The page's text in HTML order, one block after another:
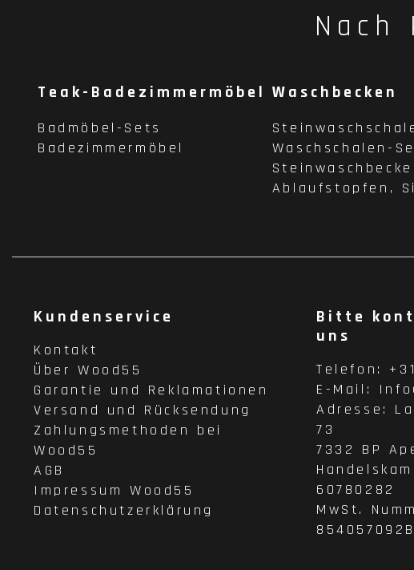
Teak-Badezimmermöbel
Badmöbel-Sets
Badezimmermöbel
Waschbecken
Waschschalen-
Ablaufstopfen,
Kundenservice
Kontakt
Über Wood55
Garantie und Reklamationen
Versand und Rücksendung
Zahlungsmethoden bei
Wood55
AGB
Impressum Wood55
Datenschutzerklärung
Bitte
uns
Telefon:
E-Mail:
Adresse:
73
7332 BP
60780282
MwSt.